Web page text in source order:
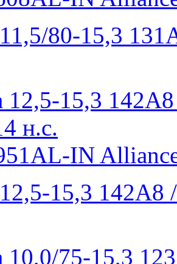
80-15,3
15,3 142A8